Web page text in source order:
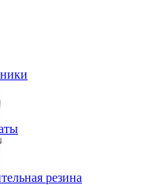
резина